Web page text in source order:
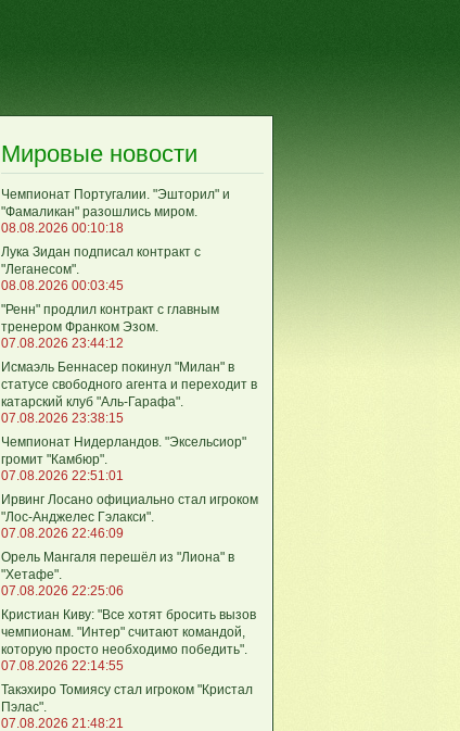
Мировые новости
Чемпионат Португалии. "Эшторил" и
"Фамаликан" разошлись миром.
08.08.2026 00:10:18
Лука Зидан подписал контракт с
"Леганесом".
08.08.2026 00:03:45
"Ренн" продлил контракт с главным
тренером Франком Эзом.
07.08.2026 23:44:12
Исмаэль Беннасер покинул "Милан" в
статусе свободного агента и переходит в
катарский клуб "Аль-Гарафа".
07.08.2026 23:38:15
Чемпионат Нидерландов. "Эксельсиор"
громит "Камбюр".
07.08.2026 22:51:01
Ирвинг Лосано официально стал игроком
"Лос-Анджелес Гэлакси".
07.08.2026 22:46:09
Орель Мангаля перешёл из "Лиона" в
"Хетафе".
07.08.2026 22:25:06
Кристиан Киву: "Все хотят бросить вызов
чемпионам. "Интер" считают командой,
которую просто необходимо победить".
07.08.2026 22:14:55
Такэхиро Томиясу стал игроком "Кристал
Пэлас".
07.08.2026 21:48:21